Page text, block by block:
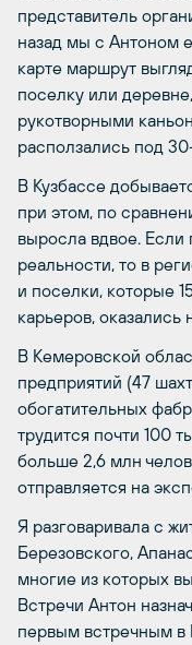
представитель
назад мы с Антоном
карте маршрут
поселку или
рукотворными
расползались под
В Кузбассе
при этом, по
выросла вдвое.
реальности, то в
и поселки, которые
карьеров, оказались
В Кемеровской
предприятий (47
обогатительных
трудится почти 100
больше 2,6 млн
отправляется на
Я разговаривала с
Березовского,
многие из которых
Встречи Антон
первым встречным в